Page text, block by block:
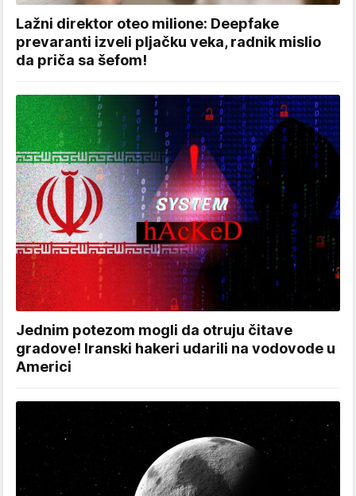
Lažni direktor oteo milione: Deepfake
prevaranti izveli pljačku veka, radnik mislio
da priča sa šefom!
Jednim potezom mogli da otruju čitave
gradove! Iranski hakeri udarili na vodovode u
Americi